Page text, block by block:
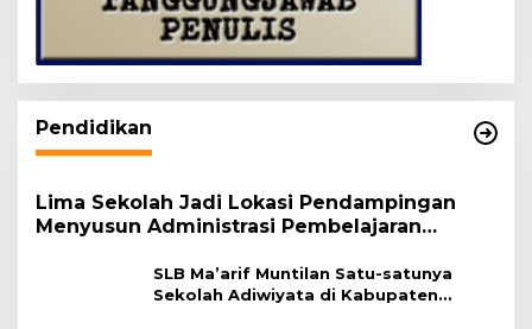
Pendidikan
Lima Sekolah Jadi Lokasi Pendampingan
Menyusun Administrasi Pembelajaran
SLB Ma’arif Muntilan Satu-satunya
Sekolah Adiwiyata di Kabupaten